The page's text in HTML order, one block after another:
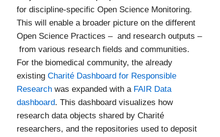
for discipline-specific Open Science Monitoring.
This will enable a broader picture on the different
Open Science Practices – and research outputs –
from various research fields and communities.
For the biomedical community, the already
existingCharité Dashboard for Responsible
Research was expanded with a FAIR Data
dashboard. This dashboard visualizes how
research data objects shared by Charité
researchers, and the repositories used to deposit